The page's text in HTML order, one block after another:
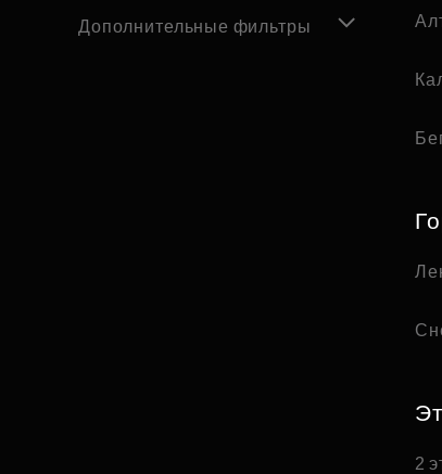
Дополнительные фильтры
2